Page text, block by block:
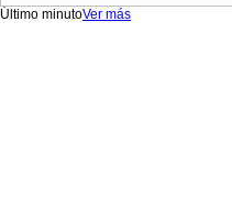
Último minutoVer más